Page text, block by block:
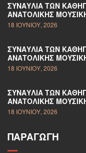
ΣΥΝΑΥΛΊΑ ΤΩΝ
ΑΝΑΤΟΛΙΚΉΣ
18 ΙΟΥΝΊΟΥ, 2026
ΣΥΝΑΥΛΊΑ ΤΩΝ
ΑΝΑΤΟΛΙΚΉΣ
18 ΙΟΥΝΊΟΥ, 2026
ΣΥΝΑΥΛΊΑ ΤΩΝ
ΑΝΑΤΟΛΙΚΉΣ
18 ΙΟΥΝΊΟΥ, 2026
ΠΑΡΑΓΩΓΉ